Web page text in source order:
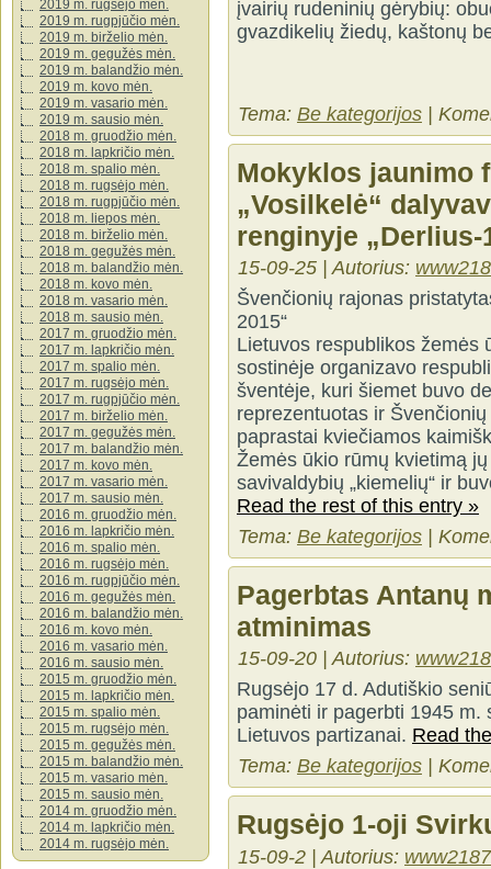
2019 m. rugsėjo mėn.
2019 m. rugpjūčio mėn.
2019 m. birželio mėn.
2019 m. gegužės mėn.
2019 m. balandžio mėn.
2019 m. kovo mėn.
2019 m. vasario mėn.
2019 m. sausio mėn.
2018 m. gruodžio mėn.
2018 m. lapkričio mėn.
2018 m. spalio mėn.
2018 m. rugsėjo mėn.
2018 m. rugpjūčio mėn.
2018 m. liepos mėn.
2018 m. birželio mėn.
2018 m. gegužės mėn.
2018 m. balandžio mėn.
2018 m. kovo mėn.
2018 m. vasario mėn.
2018 m. sausio mėn.
2017 m. gruodžio mėn.
2017 m. lapkričio mėn.
2017 m. spalio mėn.
2017 m. rugsėjo mėn.
2017 m. rugpjūčio mėn.
2017 m. birželio mėn.
2017 m. gegužės mėn.
2017 m. balandžio mėn.
2017 m. kovo mėn.
2017 m. vasario mėn.
2017 m. sausio mėn.
2016 m. gruodžio mėn.
2016 m. lapkričio mėn.
2016 m. spalio mėn.
2016 m. rugsėjo mėn.
2016 m. rugpjūčio mėn.
2016 m. gegužės mėn.
2016 m. balandžio mėn.
2016 m. kovo mėn.
2016 m. vasario mėn.
2016 m. sausio mėn.
2015 m. gruodžio mėn.
2015 m. lapkričio mėn.
2015 m. spalio mėn.
2015 m. rugsėjo mėn.
2015 m. gegužės mėn.
2015 m. balandžio mėn.
2015 m. vasario mėn.
2015 m. sausio mėn.
2014 m. gruodžio mėn.
2014 m. lapkričio mėn.
2014 m. rugsėjo mėn.
įvairių rudeninių gėrybių:
gvazdikelių žiedų, kaštonų
Tema: Be kategorijos |
Mokyklos jaunimo
„Vosilkelė“
renginyje „Derlius-
15-09-25 | Autorius:
Švenčionių rajonas
2015“
Lietuvos respublikos žemės
sostinėje organizavo
šventėje, kuri šiemet buvo
reprezentuotas ir
paprastai kviečiamos
Žemės ūkio rūmų kvietimą
savivaldybių „kiemelių“ ir
Read the rest of this entry »
Tema: Be kategorijos
Pagerbtas Antanų
atminimas
15-09-20 | Autorius:
Rugsėjo 17 d. Adutiškio
paminėti ir pagerbti 1945
Lietuvos partizanai. Read
Tema: Be kategorijos
Rugsėjo 1-oji
15-09-2 | Autorius: www2187